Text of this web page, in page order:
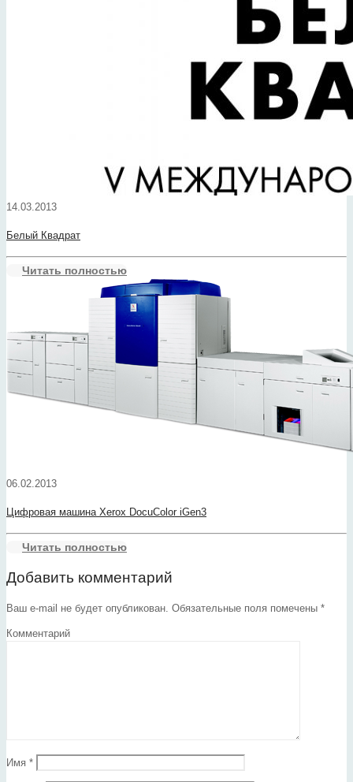
14.03.2013
Белый Квадрат
Читать полностью
06.02.2013
Цифровая машина Xerox DocuColor iGen3
Читать полностью
Добавить комментарий
Ваш e-mail не будет опубликован. Обязательные поля помечены *
Комментарий
Имя *